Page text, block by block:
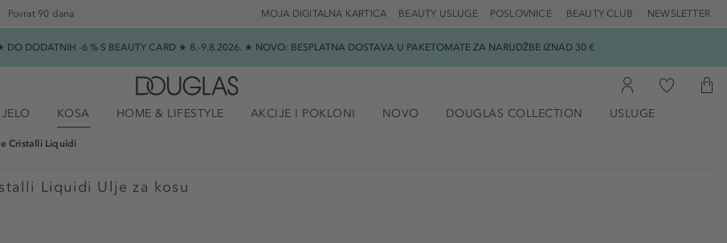
Povrat 90 dana POSLOVNICE BEAUTY CLUB NEWSLETTER
BEAUTY USLUGE
MOJA DIGITALNA KARTICA
DO DODATNIH -6 % S BEAUTY CARD ★ 8.-9.8.2026. ★ NOVO: BESPLATNA DOSTAVA U PAKETOMATE ZA NARUDŽBE IZNAD 30 €
KOSA HOME & LIFESTYLE AKCIJE I POKLONI NOVO DOUGLAS COLLECTION USLUGE
Cristalli Liquidi
Liquidi Ulje za kosu